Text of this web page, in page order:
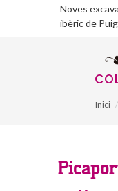
Noves
ibèric de
Inici